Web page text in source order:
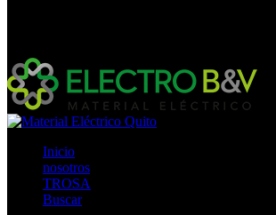
Inicio
nosotros
TROSA
Buscar